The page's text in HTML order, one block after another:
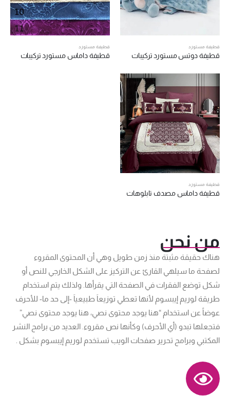
قطيفة مستورد
قطيفة دوتس مستورد تركيبات
قطيفة مستورد
قطيفة داماس مستورد تركيبات
قطيفة مستورد
قطيفة داماس مصدف تابلوهات
من نحن
هناك حقيقة مثبتة منذ زمن طويل وهي أن المحتوى المقروء
لصفحة ما سيلهي القارئ عن التركيز على الشكل الخارجي للنص أو
شكل توضع الفقرات في الصفحة التي يقرأها. ولذلك يتم استخدام
طريقة لوريم إيبسوم لأنها تعطي توزيعاَ طبيعياَ -إلى حد ما- للأحرف
عوضاً عن استخدام “هنا يوجد محتوى نصي، هنا يوجد محتوى نصي”
فتجعلها تبدو (أي الأحرف) وكأنها نص مقروء. العديد من برامح النشر
المكتبي وبرامح تحرير صفحات الويب تستخدم لوريم إيبسوم بشكل .